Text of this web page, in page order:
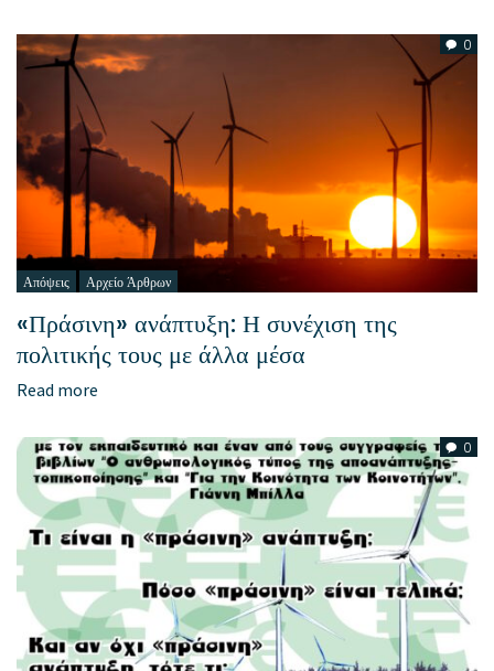
0
Απόψεις Αρχείο Άρθρων
«Πράσινη» ανάπτυξη: Η συνέχιση της
πολιτικής τους με άλλα μέσα
Read more
0